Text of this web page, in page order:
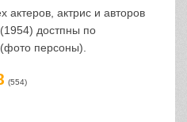
актеров, актрис и авторов
достпны по
персоны).
(554)